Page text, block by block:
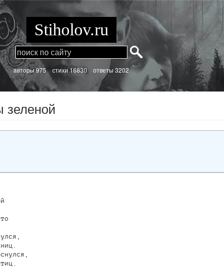
Stiholov.ru
aвторы 975 стихи16830 ответы 3202
зеленой